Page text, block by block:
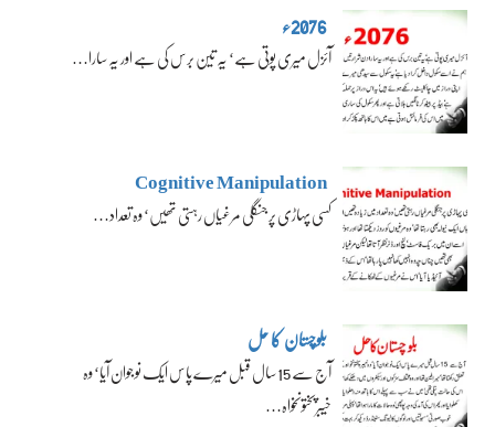
2076ء
آئزل میری پوتی ہے‘ یہ تین برس کی ہے اور یہ سارا…
Cognitive Manipulation
کسی پہاڑی پر جنگلی مرغیاں رہتی تھیں‘ وہ تعداد…
بلوچستان کا حل
آج سے 15 سال قبل میرے پاس ایک نوجوان آیا‘ وہ
خیبرپختونخواہ…